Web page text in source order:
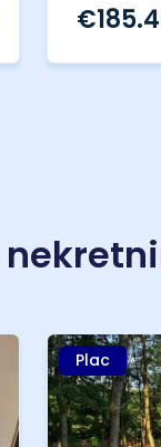
€
Plac